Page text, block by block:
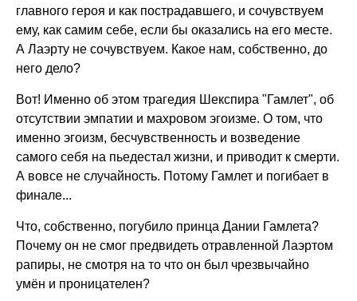
главного героя и как пострадавшего, и сочувствуем
ему, как самим себе, если бы оказались на его месте.
А Лаэрту не сочувствуем. Какое нам, собственно, до
него дело?
Вот! Именно об этом трагедия Шекспира "Гамлет", об
отсутствии эмпатии и махровом эгоизме. О том, что
именно эгоизм, бесчувственность и возведение
самого себя на пьедестал жизни, и приводит к смерти.
А вовсе не случайность. Потому Гамлет и погибает в
финале...
Что, собственно, погубило принца Дании Гамлета?
Почему он не смог предвидеть отравленной Лаэртом
рапиры, не смотря на то что он был чрезвычайно
умён и проницателен?